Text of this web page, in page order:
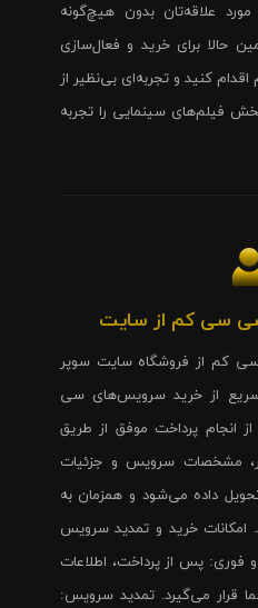
علاقه‌تان بدون هیچ‌گونه
حالا برای خرید و فعال‌سازی
کنید و تجربه‌ای بی‌نظیر از
فیلم‌های سینمایی را تجربه
سی کم از سایت
کم از فروشگاه سایت سوپر
از خرید سرویس‌های سی
پرداخت موفق از طریق
مشخصات سرویس و جزئیات
داده می‌شود و همزمان به
امکانات خرید و تمدید سرویس
پس از پرداخت، اطلاعات
قرار می‌گیرد. تمدید سرویس: